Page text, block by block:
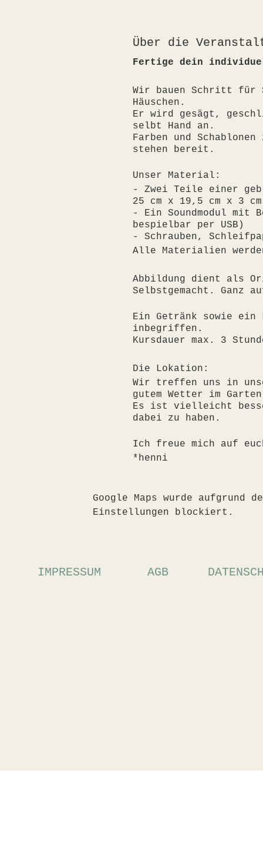
Über die
Fertige dein
Wir bauen Schritt
Häuschen.
Er wird gesägt,
selbt Hand an.
Farben und
stehen bereit.
Unser Material:
- Zwei Teile einer
25 cm x 19,5 cm x 3 cm
- Ein Soundmodul mit
bespielbar per USB)
- Schrauben,
Alle Materialien
Abbildung dient als
Selbstgemacht. Ganz
Ein Getränk sowie
inbegriffen.
Kursdauer max. 3
Die Lokation:
Wir treffen uns in
gutem Wetter im
Es ist vielleicht
dabei zu haben.
Ich freue mich auf
*henni
Google Maps wurde
Einstellungen blockiert.
IMPRESSUM AGB